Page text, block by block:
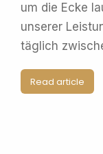
um die Ecke
unserer
täglich
Read article